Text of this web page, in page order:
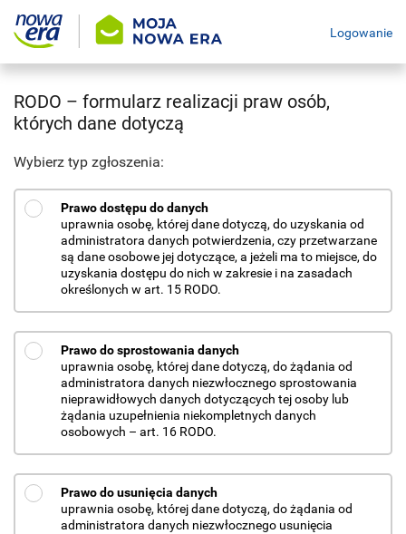
Logowanie
RODO – formularz realizacji praw osób,
których dane dotyczą
Wybierz typ zgłoszenia:
Prawo dostępu do danych
uprawnia osobę, której dane dotyczą, do uzyskania od
administratora danych potwierdzenia, czy przetwarzane
są dane osobowe jej dotyczące, a jeżeli ma to miejsce, do
uzyskania dostępu do nich w zakresie i na zasadach
określonych w art. 15 RODO.
Prawo do sprostowania danych
uprawnia osobę, której dane dotyczą, do żądania od
administratora danych niezwłocznego sprostowania
nieprawidłowych danych dotyczących tej osoby lub
żądania uzupełnienia niekompletnych danych
osobowych – art. 16 RODO.
Prawo do usunięcia danych
uprawnia osobę, której dane dotyczą, do żądania od
administratora danych niezwłocznego usunięcia